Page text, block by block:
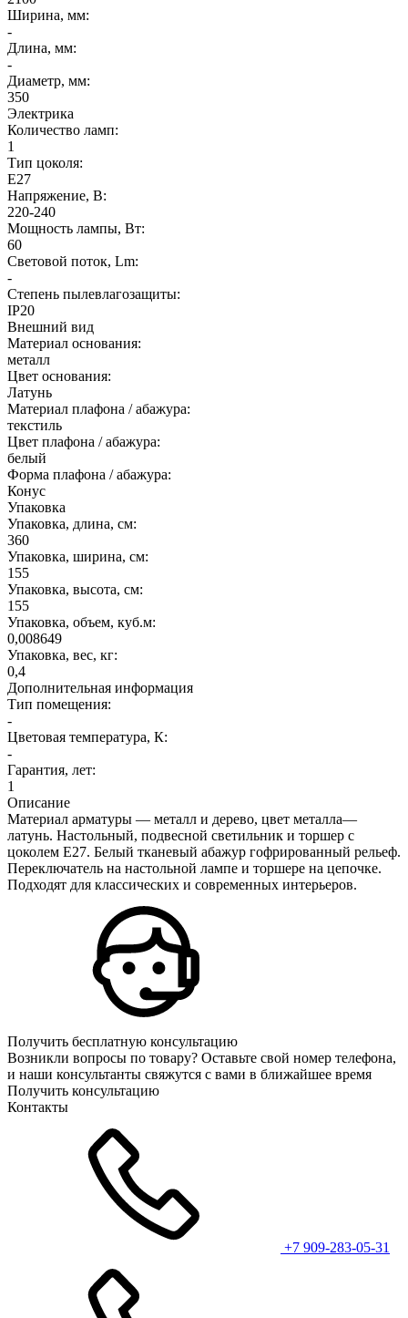
Ширина, мм:
-
Длина, мм:
-
Диаметр, мм:
350
Электрика
Количество ламп:
1
Тип цоколя:
E27
Напряжение, В:
220-240
Мощность лампы, Вт:
60
Световой поток, Lm:
-
Степень пылевлагозащиты:
IP20
Внешний вид
Материал основания:
металл
Цвет основания:
Латунь
Материал плафона / абажура:
текстиль
Цвет плафона / абажура:
белый
Форма плафона / абажура:
Конус
Упаковка
Упаковка, длина, см:
360
Упаковка, ширина, см:
155
Упаковка, высота, см:
155
Упаковка, объем, куб.м:
0,008649
Упаковка, вес, кг:
0,4
Дополнительная информация
Тип помещения:
-
Цветовая температура, К:
-
Гарантия, лет:
1
Описание
Материал арматуры — металл и дерево, цвет металла—
латунь. Настольный, подвесной светильник и торшер с
цоколем E27. Белый тканевый абажур гофрированный рельеф.
Переключатель на настольной лампе и торшере на цепочке.
Подходят для классических и современных интерьеров.
Получить бесплатную консультацию
Возникли вопросы по товару? Оставьте свой номер телефона,
и наши консультанты свяжутся с вами в ближайшее время
Получить консультацию
Контакты
+7 909-283-05-31